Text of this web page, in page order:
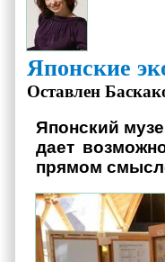
Японские
Оставлен
Японский
дает
прямом